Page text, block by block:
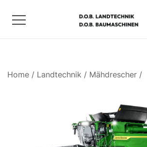
Inhalt
Home / Landtechnik / Mähdrescher /